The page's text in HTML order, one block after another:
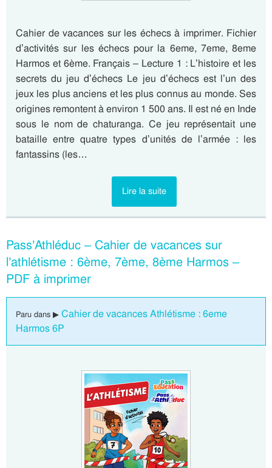
Cahier de vacances sur les échecs à imprimer. Fichier
d’activités sur les échecs pour la 6eme, 7eme, 8eme
Harmos et 6ème. Français – Lecture 1 : L’histoire et les
secrets du jeu d’échecs Le jeu d’échecs est l’un des
jeux les plus anciens et les plus connus au monde. Ses
origines remontent à environ 1 500 ans. Il est né en Inde
sous le nom de chaturanga. Ce jeu représentait une
bataille entre quatre types d’unités de l’armée : les
fantassins (les…
Lire la suite
Pass’Athléduc – Cahier de vacances sur
l’athlétisme : 6ème, 7ème, 8ème Harmos –
PDF à imprimer
Paru dans ▶ Cahier de vacances Athlétisme : 6eme
Harmos 6P